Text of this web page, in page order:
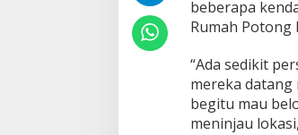
beberapa
Rumah Potong
“Ada sedikit
mereka
begitu mau
meninjau